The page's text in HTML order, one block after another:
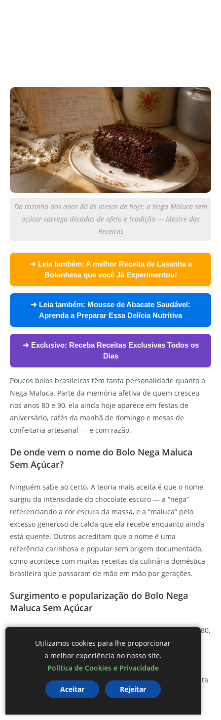
Da cozinha dos anos 80 às mesas de hoje: a Nega Maluca sem
açúcar carrega décadas de afeto e tradição — Mestre das
Receitas
➜ Leia também: A melhor Receita de Lasanha a
Bolonhesa que você Já Experimentou!
➜ Leia também: Mousse de Abacate Saudável:
Aprenda a Preparar Essa Delícia Nutritiva
➜ Exclusivo: Receba Receitas Exclusivas Todos os
Dias
Poucos bolos brasileiros têm tanta personalidade quanto a
Nega Maluca. Parte da memória afetiva de quem cresceu
nos anos 80 e 90, ela ainda hoje aparece em festas de
aniversário, cafés da manhã de domingo e mesas de
confeitaria artesanal — e com razão.
De onde vem o nome do Bolo Nega Maluca
Sem Açúcar?
Ninguém sabe ao certo. A teoria mais aceita é que o nome
surgiu da intensidade do chocolate escuro — a “nega”
referenciando a cor escura da massa, e a “maluca” pelo
excesso generoso de calda que ela recebe enquanto ainda
está quente. Outros acreditam que o nome é uma
referência carinhosa e popular sem origem documentada,
como acontece com muitas receitas da culinária doméstica
brasileira que passaram de mão em mão por gerações.
Surgimento e popularização do Bolo Nega
Maluca Sem Açúcar
A receita provavelmente surgiu nas décadas de 1970 e 1980,
quando o achocolatado em pó ganhou as prateleiras dos
supermercados brasileiros e entrou de vez na cozinha
caseira. A praticidade do liquidificador, que estava se
popularizando na época, completou a equação: uma receita
rápida, barata e de resultado garantido que se espalhada
Utilizamos cookies para lhe proporcionar
a melhor experiência no nosso site.
Política de Cookies e Privacidade
Aceitar Rejeitar